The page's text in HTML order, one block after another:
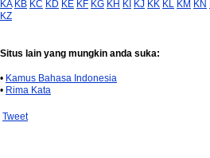
KA KB KC KD KE KF KG KH KI KJ KK KL KM KN
KZ
Situs lain yang mungkin anda suka:
• Kamus Bahasa Indonesia
• Rima Kata
Tweet